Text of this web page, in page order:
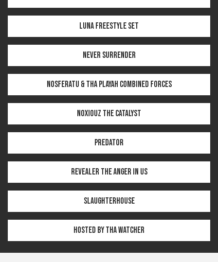
Luna FREESTYLE SET
Never Surrender
Nosferatu & Tha Playah COMBINED FORCES
Noxiouz THE CATALYST
Predator
Revealer THE ANGER IN US
SLAUGHTERHOUSE
Hosted by Tha Watcher